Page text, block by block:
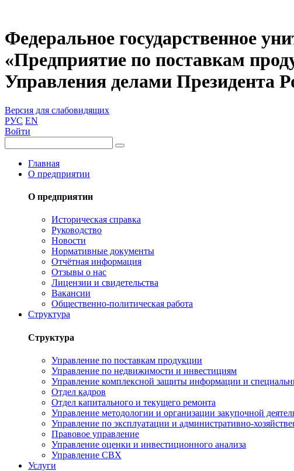
Федеральное государственное
«Предприятие по поставкам
Управления делами Президента
Версия для слабовидящих
РУС EN
Войти
Главная
О предприятии
О предприятии
Историческая справка
Руководство
Новости
Нормативные документы
Отчётная информация
Отзывы о нас
Лицензии и свидетельства
Вакансии
Общественно-политическая работа
Структура
Структура
Управление по поставкам продукции
Управление по недвижимости и инвестициям
Управление комплексной защиты информации и
Отдел кадров
Отдел капитального и текущего ремонта
Управление методологии и организации закупочной
Управление по эксплуатации и административно-
Правовое управление
Управление оценки и инвестиционного анализа
Управление СВХ
Услуги